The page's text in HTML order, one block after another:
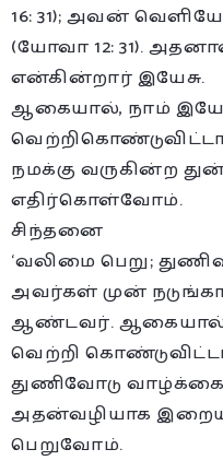
16: 31); அவன்
(யோவா 12: 31).
என்கின்றார் இயேசு.
ஆகையால், நாம்
நமக்கு வருகின்ற
எதிர்கொள்வோம்.
சிந்தனை
‘வலிமை பெறு;
அவர்கள் முன்
ஆண்டவர். ஆகையால்,
வெற்றி
துணிவோடு
அதன்வழியாக
பெறுவோம்.